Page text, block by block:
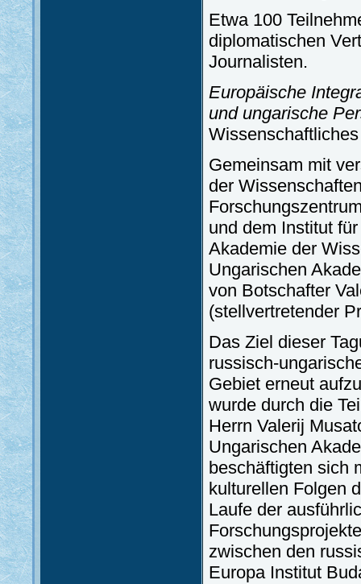
Etwa 100
diplomatischen
Journalisten.
Europäische
und ungarische
Gemeinsam mit
der
und dem Institut
Akademie der
Ungarischen
von Botschafter
(stellvertretender
Das Ziel dieser
russisch-
Gebiet erneut
wurde durch die
Herrn Valerij
Ungarischen
beschäftigten sich
kulturellen Folgen
Laufe der
zwischen den
Europa Institut